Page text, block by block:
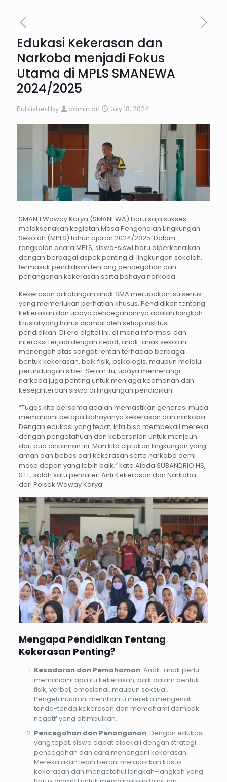
Edukasi Kekerasan dan
Narkoba menjadi Fokus
Utama di MPLS SMANEWA
2024/2025
Published by admin on July 18, 2024
SMAN 1 Waway Karya (SMANEWA) baru saja sukses
melaksanakan kegiatan Masa Pengenalan Lingkungan
Sekolah (MPLS) tahun ajaran 2024/2025. Dalam
rangkaian acara MPLS, siswa-siswi baru diperkenalkan
dengan berbagai aspek penting di lingkungan sekolah,
termasuk pendidikan tentang pencegahan dan
penanganan kekerasan serta bahaya narkoba.
Kekerasan di kalangan anak SMA merupakan isu serius
yang memerlukan perhatian khusus. Pendidikan tentang
kekerasan dan upaya pencegahannya adalah langkah
krusial yang harus diambil oleh setiap institusi
pendidikan. Di era digital ini, di mana informasi dan
interaksi terjadi dengan cepat, anak-anak sekolah
menengah atas sangat rentan terhadap berbagai
bentuk kekerasan, baik fisik, psikologis, maupun melalui
perundungan siber. Selain itu, upaya memerangi
narkoba juga penting untuk menjaga keamanan dan
kesejahteraan siswa di lingkungan pendidikan.
“Tugas kita bersama adalah memastikan generasi muda
memahami betapa bahayanya kekerasan dan narkoba.
Dengan edukasi yang tepat, kita bisa membekali mereka
dengan pengetahuan dan keberanian untuk menjauh
dari dua ancaman ini. Mari kita ciptakan lingkungan yang
aman dan bebas dari kekerasan serta narkoba demi
masa depan yang lebih baik.” kata Aipda SUBANDRIO HS,
S.H., salah satu pemateri Anti Kekerasan dan Narkoba
dari Polsek Waway Karya
Mengapa Pendidikan Tentang
Kekerasan Penting?
Kesadaran dan Pemahaman: Anak-anak perlu
memahami apa itu kekerasan, baik dalam bentuk
fisik, verbal, emosional, maupun seksual.
Pengetahuan ini membantu mereka mengenali
tanda-tanda kekerasan dan memahami dampak
negatif yang ditimbulkan.
Pencegahan dan Penanganan: Dengan edukasi
yang tepat, siswa dapat dibekali dengan strategi
pencegahan dan cara menangani kekerasan.
Mereka akan lebih berani melaporkan kasus
kekerasan dan mengetahui langkah-langkah yang